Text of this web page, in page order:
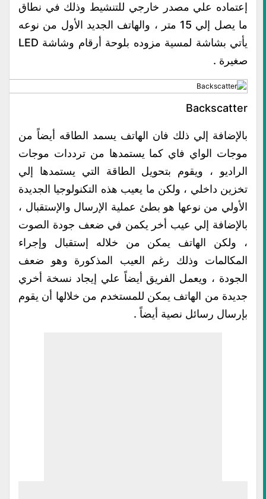
إعتماده علي مصدر خارجي للتنشيط وذلك في نطاق
ما يصل إلي 15 متر ، والهاتف الجديد الأول من نوعه
يأتي بشاشة لمسية مزوده بلوحة أرقام وشاشة LED
صغيرة .
Backscatter
بالإضافة إلي ذلك فان الهاتف يسمد الطاقه أيضاً من
موجات الواي فاي كما يستمدها من ترددات موجات
الراديو ، ويقوم بتحويل الطاقة التي يستمدها إلي
تخزين داخلي ، ولكن ما يعيب هذه التكنولوجيا الجديدة
الأولي من نوعها هو بطئ عملية الإرسال والإستقبال ،
بالإضافة إلي عيب أخر يكمن في ضعف جودة الصوت
، ولكن الهاتف يمكن من خلاله إستقبال وإجراء
المكالمات وذلك رغم العيب المذكورة وهو ضعف
الجودة ، ويعمل الفريق أيضاً علي إيجاد نسخة أخري
جديدة من الهاتف يمكن للمستخدم من خلالها أن يقوم
بإرسال رسائل نصية أيضاً .